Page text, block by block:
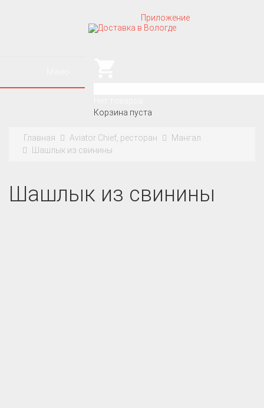
Приложение
Корзина пуста
Главная Aviator Chief, ресторан
Мангал
Шашлык из свинины
Шашлык из свинины